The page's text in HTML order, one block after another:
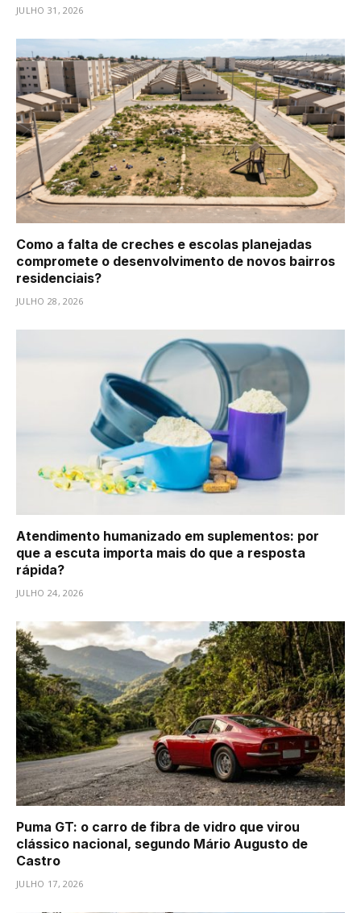
JULHO 31, 2026
Como a falta de creches e escolas planejadas
compromete o desenvolvimento de novos bairros
residenciais?
JULHO 28, 2026
Atendimento humanizado em suplementos: por
que a escuta importa mais do que a resposta
rápida?
JULHO 24, 2026
Puma GT: o carro de fibra de vidro que virou
clássico nacional, segundo Mário Augusto de
Castro
JULHO 17, 2026